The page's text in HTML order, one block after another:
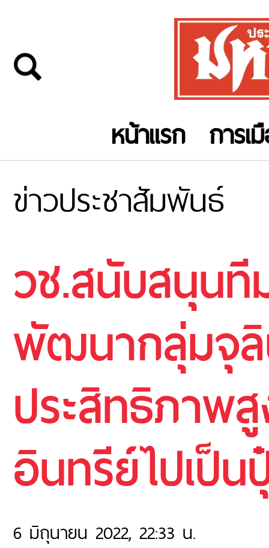
หน้าแรก การเ
ข่าวประชาสัมพันธ์
วช.สนับสนุน
พัฒนากลุ่มจุ
ประสิทธิภาพสู
อินทรีย์ไปเป็
6 มิถุนายน 2022, 22:33 น.